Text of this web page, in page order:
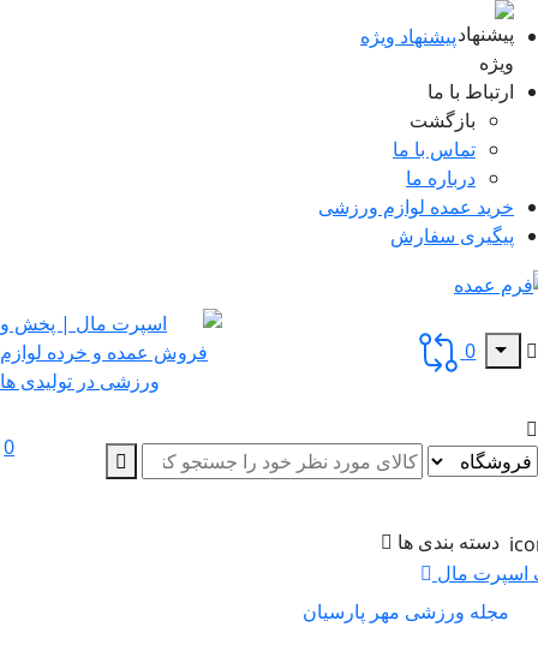
پیشنهاد ویژه
با ما
بازگشت
تماس با ما
درباره ما
عمده لوازم ورزشی
سفارش
0
دسته بندی ها
مال
مجله ورزشی مهر پارسیان